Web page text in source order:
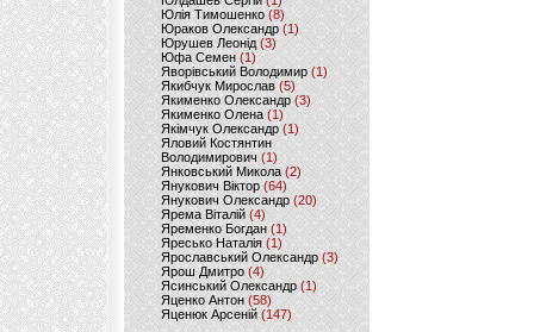
Юлія Тимошенко (8)
Юраков Олександр (1)
Юрушев Леонід (3)
Юфа Семен (1)
Яворівський Володимир (1)
Якибчук Мирослав (5)
Якименко Олександр (3)
Якименко Олена(1)
Якімчук Олександр (1)
Яловий Костянтин
Володимирович (1)
Янковський Микола(2)
Янукович Віктор (64)
Янукович Олександр(20)
Ярема Віталій(4)
Яременко Богдан(1)
Яресько Наталія(1)
Ярославський Олександр (3)
Ярош Дмитро (4)
Ясинський Олександр (1)
Яценко Антон(58)
Яценюк Арсеній (147)